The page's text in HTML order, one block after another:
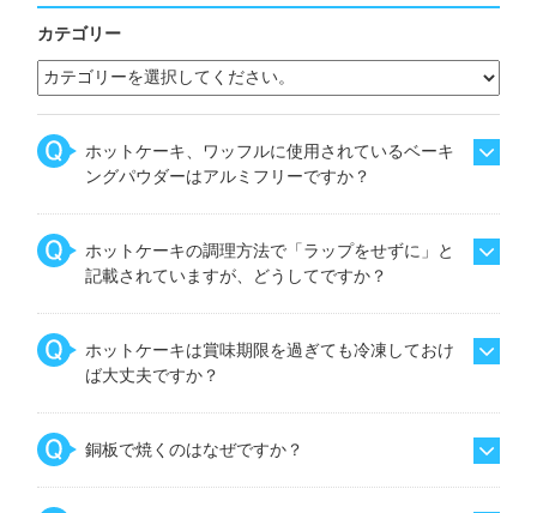
カテゴリー
ホットケーキ、ワッフルに使用されているベーキ
ングパウダーはアルミフリーですか？
ホットケーキの調理方法で「ラップをせずに」と
記載されていますが、どうしてですか？
ホットケーキは賞味期限を過ぎても冷凍しておけ
ば大丈夫ですか？
銅板で焼くのはなぜですか？